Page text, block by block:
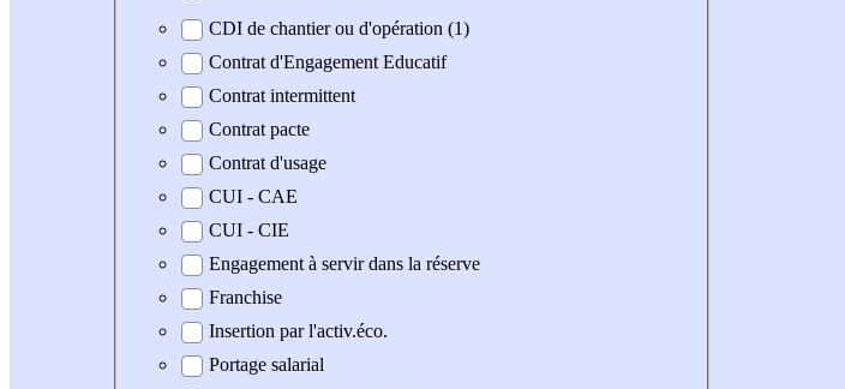
CDI de chantier ou d'opération (1)
Contrat d'Engagement Educatif
Contrat intermittent
Contrat pacte
Contrat d'usage
CUI - CAE
CUI - CIE
Engagement à servir dans la réserve
Franchise
Insertion par l'activ.éco.
Portage salarial